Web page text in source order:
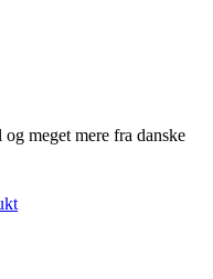
meget mere fra danske